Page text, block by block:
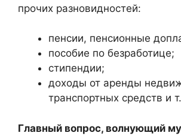
прочих разновидностей:
пенсии, пенсионные
пособие по безработице;
стипендии;
доходы от аренды
транспортных средств и
Главный вопрос, волнующий